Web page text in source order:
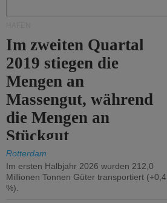
Im zweiten Quartal
2019 stiegen die
Mengen an
Massengut, während
die Mengen an
Stückgut
zurückgingen.
Rotterdam
Im ersten Halbjahr 2026 wurden 212,0
Millionen Tonnen Güter transportiert (+0,4
%).